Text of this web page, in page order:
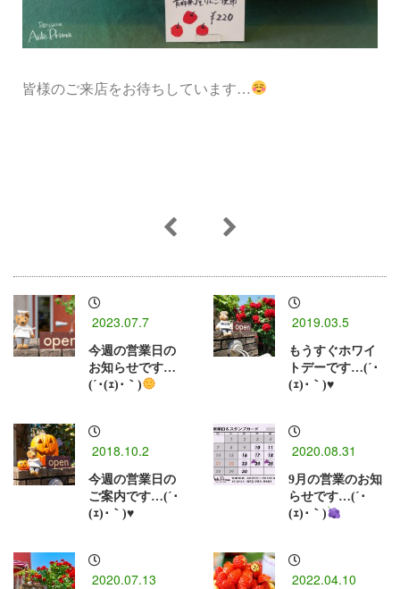
皆様のご来店をお待ちしています…
2023.07.7
今週の営業日の
お知らせです…
(´･(ｪ)･｀)
2019.03.5
もうすぐホワイ
トデーです…(´･
(ｪ)･｀)♥
2018.10.2
今週の営業日の
ご案内です…(´･
(ｪ)･｀)♥
2020.08.31
9月の営業のお知
らせです…(´･
(ｪ)･｀)
2020.07.13 2022.04.10